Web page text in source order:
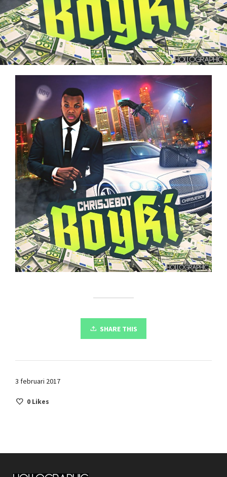
SHARE THIS
3 februari 2017
0 Likes